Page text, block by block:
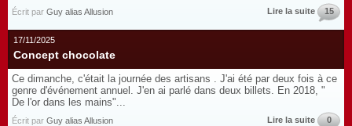
Écrit par Guy alias Allusion Lire la suite 15
17/11/2025
Concept chocolate
Ce dimanche, c'était la journée des artisans . J'ai été par deux fois à ce
genre d'événement annuel. J'en ai parlé dans deux billets. En 2018, "
De l'or dans les mains"...
Écrit par Guy alias Allusion Lire la suite 0